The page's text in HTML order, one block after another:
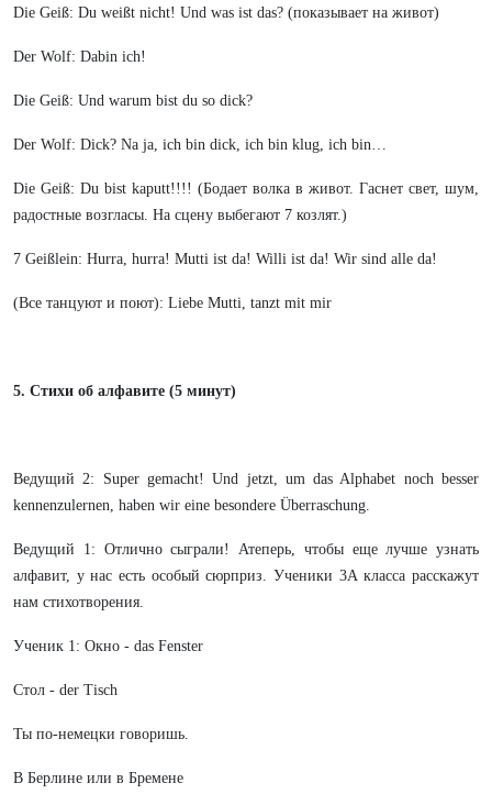
Die Geiß: Du weißt nicht! Und was ist das? (показывает на живот)
Der Wolf: Dabin ich!
Die Geiß: Und warum bist du so dick?
Der Wolf: Dick? Na ja, ich bin dick, ich bin klug, ich bin…
Die Geiß: Du bist kaputt!!!! (Бодает волка в живот. Гаснет свет, шум,
радостные возгласы. На сцену выбегают 7 козлят.)
7 Geißlein: Hurra, hurra! Mutti ist da! Willi ist da! Wir sind alle da!
(Все танцуют и поют): Liebe Mutti, tanzt mit mir
5. Стихи об алфавите (5 минут)
Ведущий 2: Super gemacht! Und jetzt, um das Alphabet noch besser
kennenzulernen, haben wir eine besondere Überraschung.
Ведущий 1: Отлично сыграли! Атеперь, чтобы еще лучше узнать
алфавит, у нас есть особый сюрприз. Ученики 3А класса расскажут
нам стихотворения.
Ученик 1: Окно - das Fenster
Стол - der Tisch
Ты по-немецки говоришь.
В Берлине или в Бремене